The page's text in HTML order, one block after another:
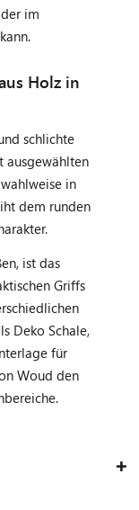
im
Holz in
schlichte
ausgewählten
in
dem runden
ist das
Griffs
Deko Schale,
für
Woud den